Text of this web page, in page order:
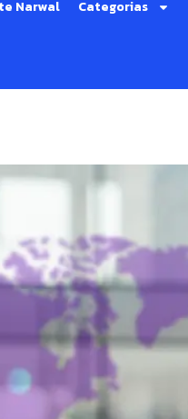
Narwal Categorias